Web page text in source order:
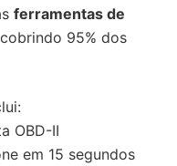
ferramentas de
95% dos
OBD-II
em 15 segundos